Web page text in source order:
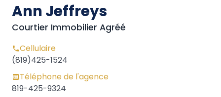
Ann Jeffreys
Courtier Immobilier Agréé
Cellulaire
(819)425-1524
Téléphone de l'agence
819-425-9324